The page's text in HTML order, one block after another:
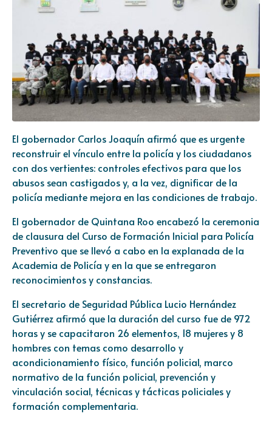
El gobernador Carlos Joaquín afirmó que es urgente
reconstruir el vínculo entre la policía y los ciudadanos
con dos vertientes: controles efectivos para que los
abusos sean castigados y, a la vez, dignificar de la
policía mediante mejora en las condiciones de trabajo.
El gobernador de Quintana Roo encabezó la ceremonia
de clausura del Curso de Formación Inicial para Policía
Preventivo que se llevó a cabo en la explanada de la
Academia de Policía y en la que se entregaron
reconocimientos y constancias.
El secretario de Seguridad Pública Lucio Hernández
Gutiérrez afirmó que la duración del curso fue de 972
horas y se capacitaron 26 elementos, 18 mujeres y 8
hombres con temas como desarrollo y
acondicionamiento físico, función policial, marco
normativo de la función policial, prevención y
vinculación social, técnicas y tácticas policiales y
formación complementaria.